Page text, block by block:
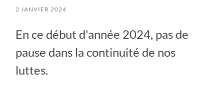
2 JANVIER 2024
En ce début d'année 2024, pas de
pause dans la continuité de nos
luttes.